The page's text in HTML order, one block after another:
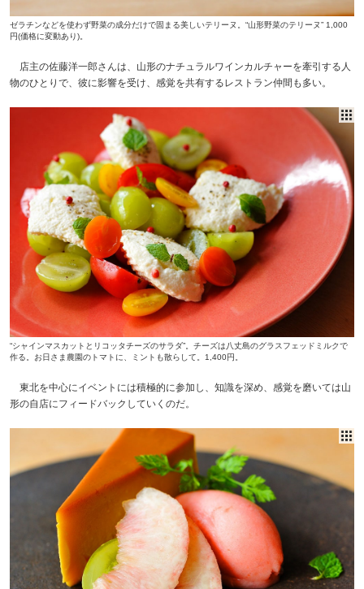
ゼラチンなどを使わず野菜の成分だけで固まる美しいテリーヌ。“山形野菜のテリーヌ” 1,000
円(価格に変動あり)。
店主の佐藤洋一郎さんは、山形のナチュラルワインカルチャーを牽引する人
物のひとりで、彼に影響を受け、感覚を共有するレストラン仲間も多い。
“シャインマスカットとリコッタチーズのサラダ”。チーズは八丈島のグラスフェッドミルクで
作る。お日さま農園のトマトに、ミントも散らして。1,400円。
東北を中心にイベントには積極的に参加し、知識を深め、感覚を磨いては山
形の自店にフィードバックしていくのだ。